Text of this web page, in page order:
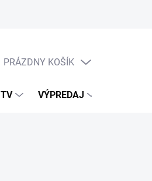
NÁKUPNÝ
PRÁZDNY KOŠÍK
TV VÝPREDAJ